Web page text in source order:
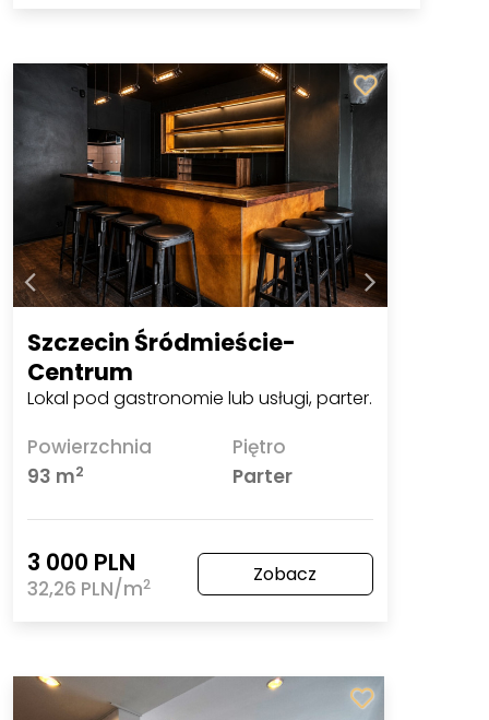
Szczecin Śródmieście-
Centrum
Lokal pod gastronomie lub usługi, parter.
Powierzchnia
93 m2
Piętro
Parter
3 000 PLN
32,26 PLN/m2 Zobacz